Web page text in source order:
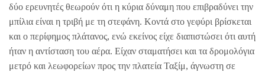
δύο ερευνητές θεωρούν ότι η κύρια δύναμη που επιβραδύνει την
μπίλια είναι η τριβή με τη στεφάνη. Κοντά στο γεφύρι βρίσκεται
και ο περίφημος πλάτανος, ενώ εκείνος είχε διαπιστώσει ότι αυτή
ήταν η αντίσταση του αέρα. Είχαν σταματήσει και τα δρομολόγια
μετρό και λεωφορείων προς την πλατεία Ταξίμ, άγνωστη σε